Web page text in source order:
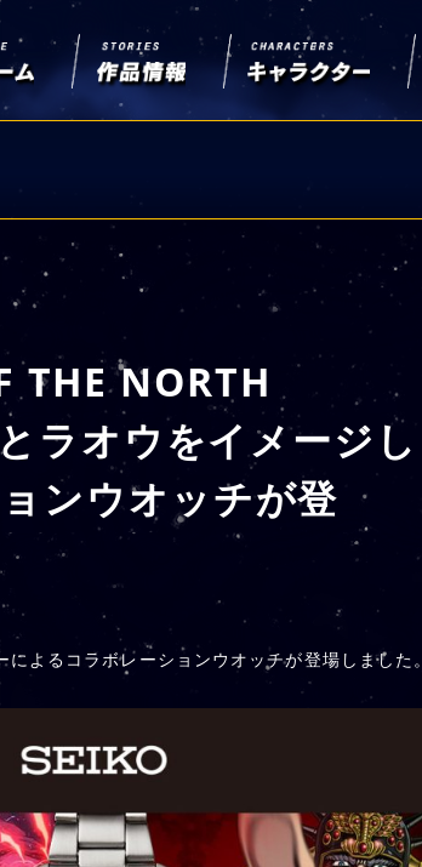
THE NORTH
ラオウをイメージし
ンウオッチが登
よるコラボレーションウオッチが登場しました。